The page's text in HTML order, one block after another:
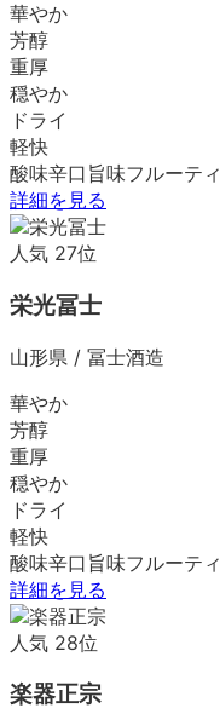
華やか
芳醇
重厚
穏やか
ドライ
軽快
酸味辛口 旨味フルーティ
詳細を見る
人気 27位
栄光冨士
山形県 / 冨士酒造
華やか
芳醇
重厚
穏やか
ドライ
軽快
酸味辛口 旨味フルーティ
詳細を見る
人気 28位
楽器正宗